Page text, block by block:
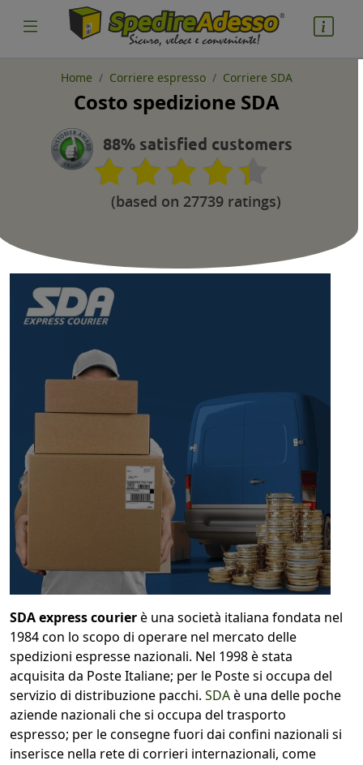
cosa spedire
Pacco
Nazione partenza
Nazione arrivo
quantità
1
kg
cm
calcola
Home Corriere espresso Corriere SDA
Costo spedizione SDA
88% satisfied customers
(based on 27739 ratings)
SDA express courierè una società italiana fondata nel
1984 con lo scopo di operare nel mercato delle
spedizioni espresse nazionali. Nel 1998 è stata
acquisita da Poste Italiane; per le Poste si occupa del
servizio di distribuzione pacchi. SDAè una delle poche
aziende nazionali che si occupa del trasporto
espresso; per le consegne fuori dai confini nazionali si
inserisce nella rete di corrieri internazionali, come